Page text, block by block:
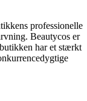
professionelle
Beautycos er
har et stærkt